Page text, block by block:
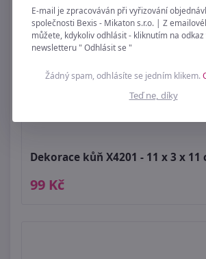
Dekorace kůň X4201 - 11 x 3 x 11
99 Kč
E-mail je zpracováván při vyřizování
společnosti Bexis - Mikaton s.r.o. | Z
můžete, kdykoliv odhlásit - kliknutím na odkaz
newsletteru " Odhlásit se "
Žádný spam, odhlásíte se jedním klikem.
Teď ne, díky